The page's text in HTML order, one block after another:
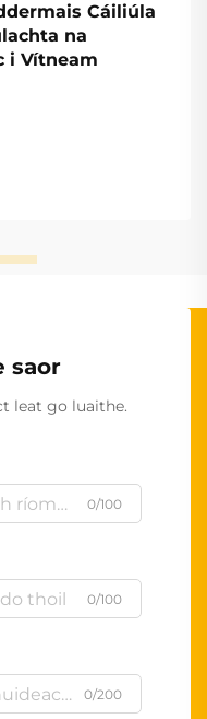
Cáiliúla
na
i Vítneam
saor
leat go luaithe.
0/100
0/100
0/200